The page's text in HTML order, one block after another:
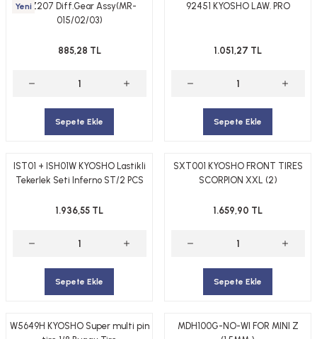
YeniMZ207 Diff.Gear Assy(MR-
015/02/03)
885,28 TL
Sepete Ekle
92451 KYOSHO LAW. PRO
1.051,27 TL
Sepete Ekle
IST01 + ISH01W KYOSHO Lastikli
Tekerlek Seti Inferno ST/2 PCS
1.936,55 TL
Sepete Ekle
SXT001 KYOSHO FRONT TIRES
SCORPION XXL (2)
1.659,90 TL
Sepete Ekle
W5649H KYOSHO Super multi pin
MDH100G-NO-WI FOR MINI Z